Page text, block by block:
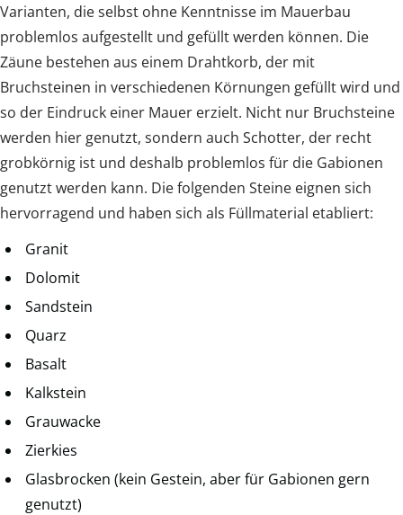
Varianten, die selbst ohne Kenntnisse im Mauerbau
problemlos aufgestellt und gefüllt werden können. Die
Zäune bestehen aus einem Drahtkorb, der mit
Bruchsteinen in verschiedenen Körnungen gefüllt wird und
so der Eindruck einer Mauer erzielt. Nicht nur Bruchsteine
werden hier genutzt, sondern auch Schotter, der recht
grobkörnig ist und deshalb problemlos für die Gabionen
genutzt werden kann. Die folgenden Steine eignen sich
hervorragend und haben sich als Füllmaterial etabliert:
Granit
Dolomit
Sandstein
Quarz
Basalt
Kalkstein
Grauwacke
Zierkies
Glasbrocken (kein Gestein, aber für Gabionen gern
genutzt)